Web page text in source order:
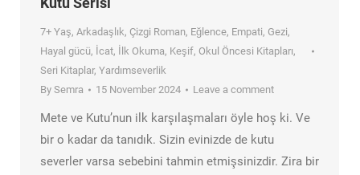
7+ Yaş, Arkadaşlık, Çizgi Roman, Eğlence, Empati, Gezi,
Hayal gücü, İcat, İlk Okuma, Keşif, Okul Öncesi Kitapları,
Seri Kitaplar, Yardımseverlik
By Semra 15 November 2024 Leave a comment
Mete ve Kutu’nun ilk karşılaşmaları öyle hoş ki. Ve
bir o kadar da tanıdık. Sizin evinizde de kutu
severler varsa sebebini tahmin etmişsinizdir. Zira bir